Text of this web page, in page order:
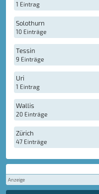
1 Eintrag
Solothurn
10 Einträge
Tessin
9 Einträge
Uri
1 Eintrag
Wallis
20 Einträge
Zürich
47 Einträge
Anzeige